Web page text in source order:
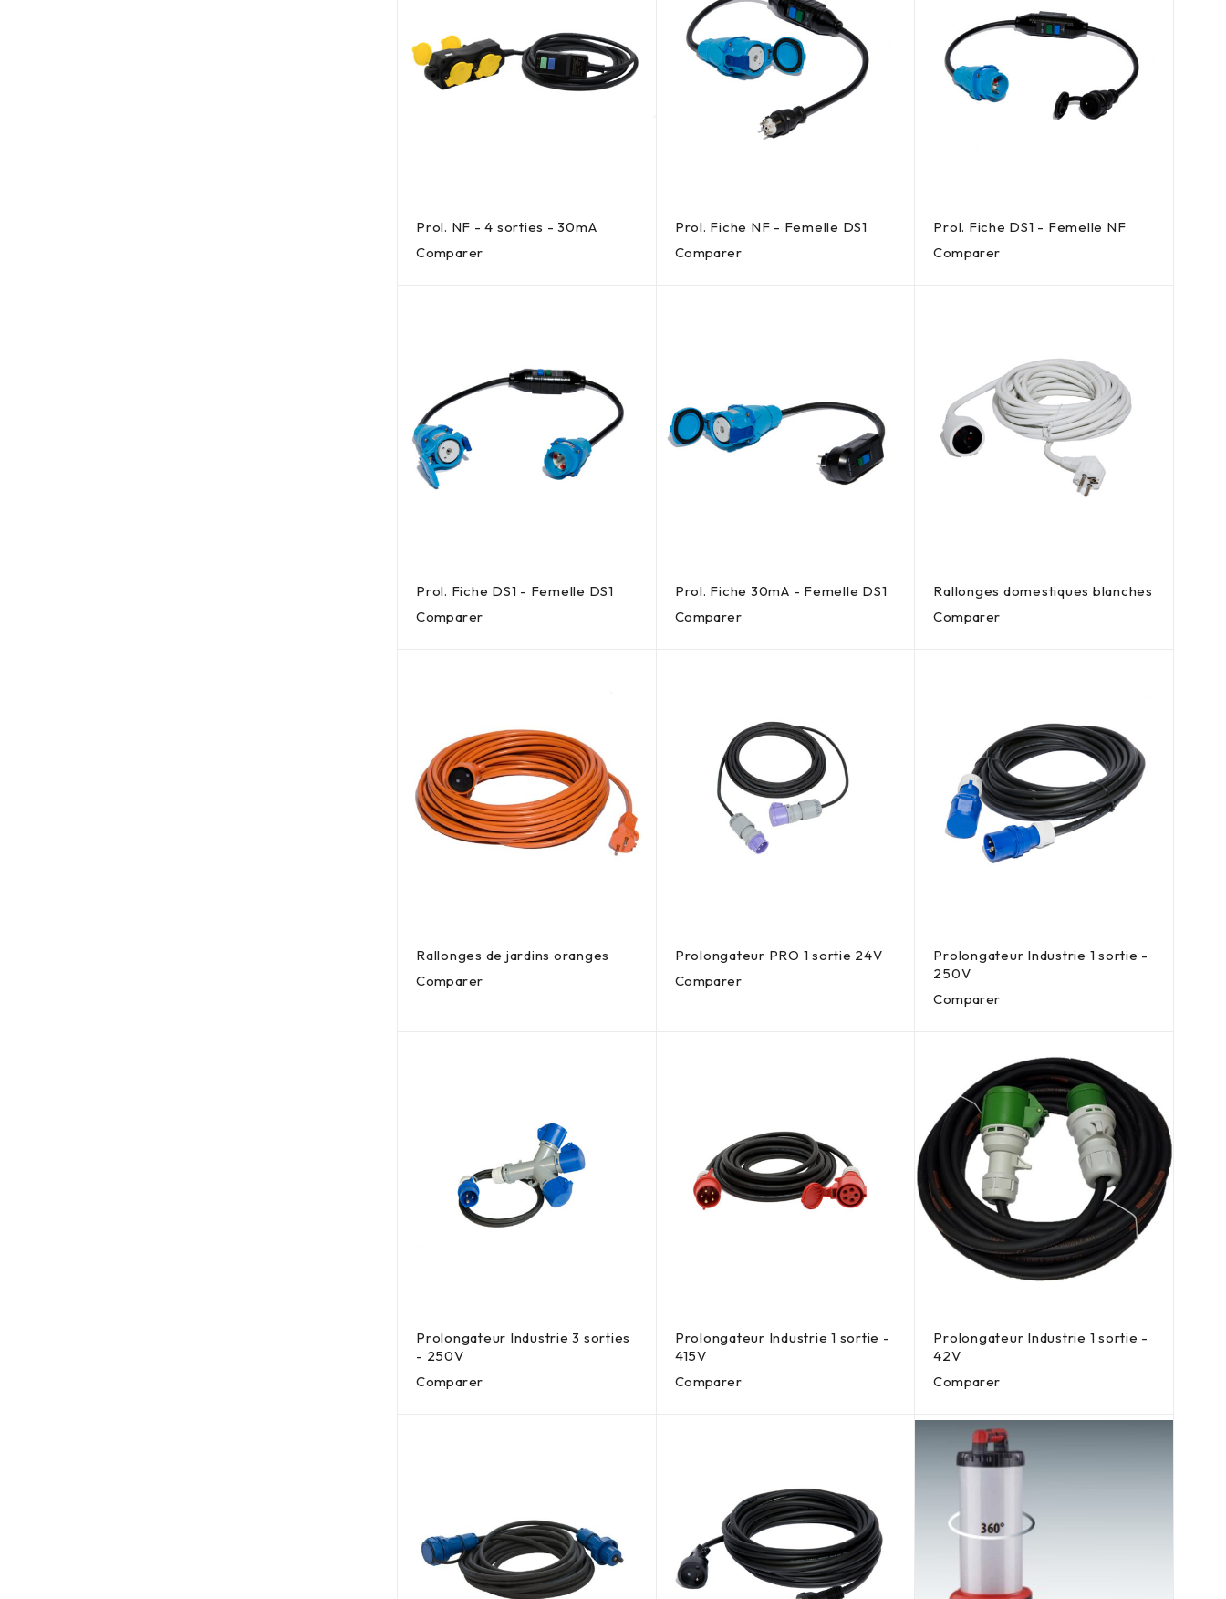
Prol. NF - 4 sorties - 30mA
Comparer
Prol. Fiche NF - Femelle DS1
Comparer
Prol. Fiche DS1 - Femelle NF
Comparer
Prol. Fiche DS1 - Femelle DS1
Comparer
Prol. Fiche 30mA - Femelle DS1
Comparer
Rallonges domestiques blanches
Comparer
Rallonges de jardins oranges
Comparer
Prolongateur PRO 1 sortie 24V
Comparer
Prolongateur Industrie 1 sortie -
250V
Comparer
Prolongateur Industrie 3 sorties
- 250V
Comparer
Prolongateur Industrie 1 sortie -
415V
Comparer
Prolongateur Industrie 1 sortie -
42V
Comparer